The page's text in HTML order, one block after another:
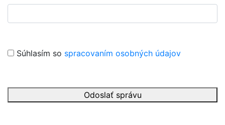
Súhlasím so spracovaním osobných údajov
Odoslať správu